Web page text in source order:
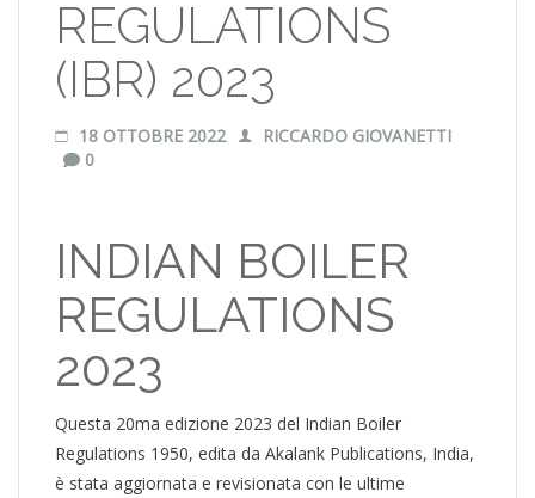
REGULATIONS
(IBR) 2023
18 OTTOBRE 2022
RICCARDO GIOVANETTI
0
INDIAN BOILER
REGULATIONS
2023
Questa 20ma edizione 2023 del Indian Boiler
Regulations 1950, edita da Akalank Publications, India,
è stata aggiornata e revisionata con le ultime